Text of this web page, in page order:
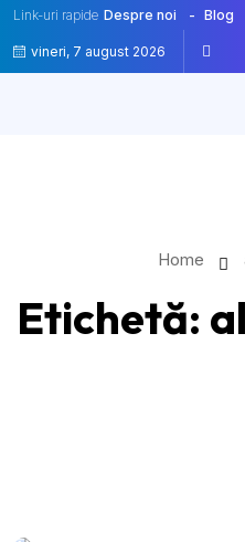
Link-uri rapide Despre noi Blog
vineri, 7 august 2026
Home
Etichetă: